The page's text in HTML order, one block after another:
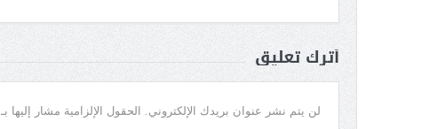
أترك تعليق
لن يتم نشر عنوان بريدك الإلكتروني. الحقول الإلزامية مشار إليها بـ